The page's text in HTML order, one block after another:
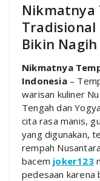
Nikmatnya
Tradisional
Bikin Nagih
Nikmatnya
Indonesia–
warisan kuliner
Tengah dan
cita rasa manis,
yang digunakan,
rempah
bacem joker123
pedesaan karena